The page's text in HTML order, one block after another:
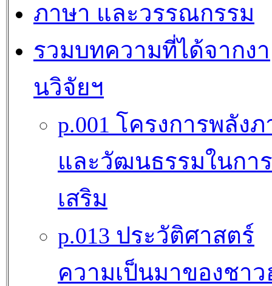
ภาษา และวรรณกรรม
รวมบทความที่ได้จากงา
นวิจัยฯ
p.001 โครงการพลัง
และวัฒนธรรมในกา
เสริม
p.013 ประวัติศาสตร์
ความเป็นมาของชาว